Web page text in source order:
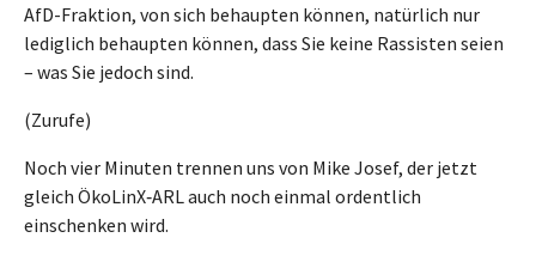
AfD-Fraktion, von sich behaupten können, natürlich nur
lediglich behaupten können, dass Sie keine Rassisten seien
– was Sie jedoch sind.
(Zurufe)
Noch vier Minuten trennen uns von Mike Josef, der jetzt
gleich ÖkoLinX‑ARL auch noch einmal ordentlich
einschenken wird.